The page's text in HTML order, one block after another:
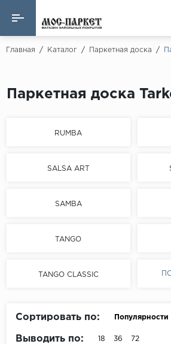
Назад
Кварц-винил
Модульный паркет
Главная / Каталог / Паркетная доска /
Паркетная доска
RUMBA
SALSA ART
SAMBA
TANGO
TANGO CLASSIC
Сортировать по: Популярности
Выводить по: 18 36 72